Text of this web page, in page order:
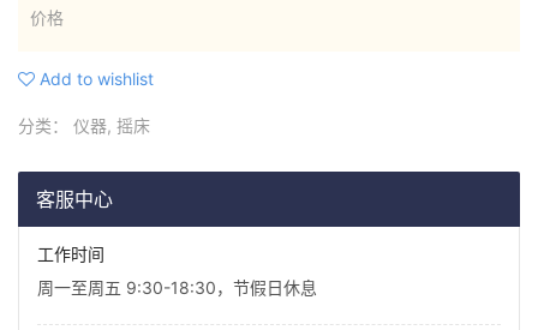
价格
Add to wishlist
分类： 仪器, 摇床
客服中心
工作时间
周一至周五 9:30-18:30，节假日休息